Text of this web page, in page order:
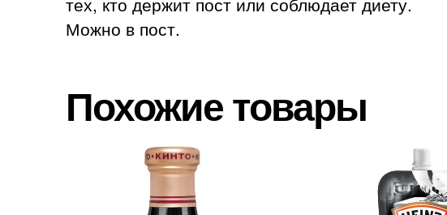
Можно в пост.
Похожие товары